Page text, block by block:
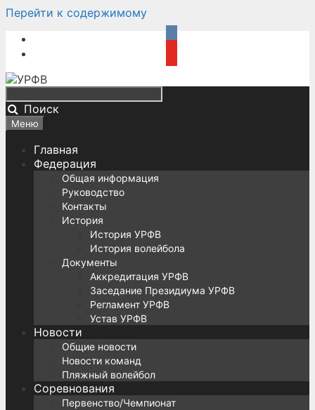
Перейти к содержимому
Поиск
Меню
Главная
Федерация
Общая информация
Руководство
Контакты
История
История УРФВ
История волейбола
Документы
Аккредитация УРФВ
Заседание Президиума УРФВ
Регламент УРФВ
Устав УРФВ
Новости
Общие новости
Новости команд
Пляжный волейбол
Соревнования
Первенство/Чемпионат